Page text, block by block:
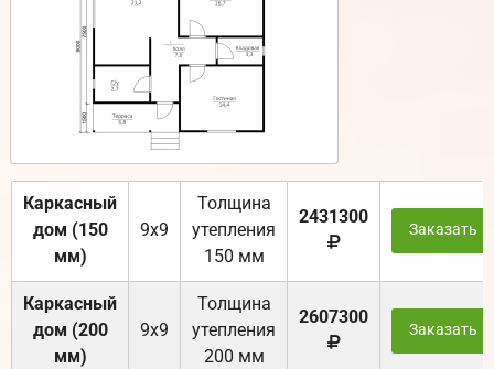
Каркасный
дом (150
мм)
9х9
Толщина
утепления
150 мм
2431300
Заказать
Каркасный
дом (200
мм)
9х9
Толщина
утепления
200 мм
2607300
Заказать